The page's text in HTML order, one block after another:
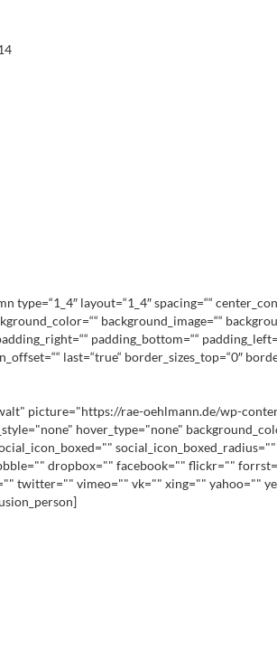
layout=“1_4″ spacing=““
background_image=““
padding_bottom=““
last=“true“ border_sizes_top=“0″
picture="https://rae-oehlmann.de/wp-
hover_type="none"
dropbox="" facebook="" flickr=""
twitter="" vimeo="" vk="" xing="" yahoo=""